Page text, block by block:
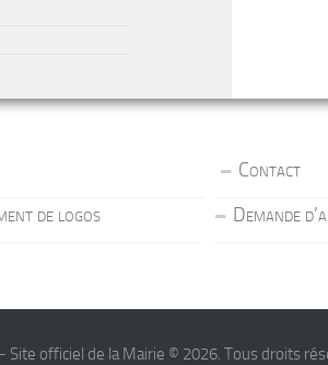
Contact
de logos
Demande
Site officiel de la Mairie © 2026. Tous droits